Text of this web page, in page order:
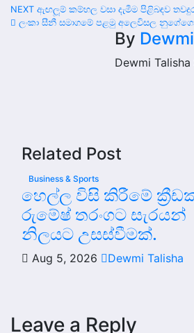
Post
navigation
NEXT ඇඟලූම් කම්හල වසා දැමීම පිළිබඳව
ලංකා සීනී සමාගමේ පළමු අලෙවිසල
By
Dewmi
Related Post
Business & Sports
හෙල්ල විසි කිරීමේ
රුමේෂ් තරංගට සැරයන්
නිලයට උසස්වීමක්.
Aug 5, 2026 Dewmi Talisha
Leave a Reply